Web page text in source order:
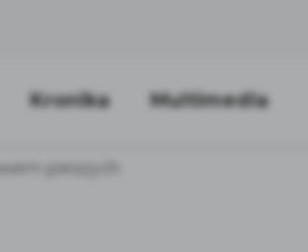
Kronika Multimedia
pieszych